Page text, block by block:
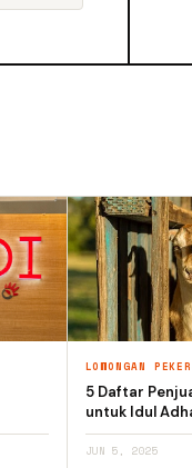
LOWONGAN
5 Daftar
untuk Idul
JUN 5, 2025